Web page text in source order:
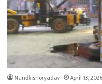
Nandkishoryadav April 13, 2026